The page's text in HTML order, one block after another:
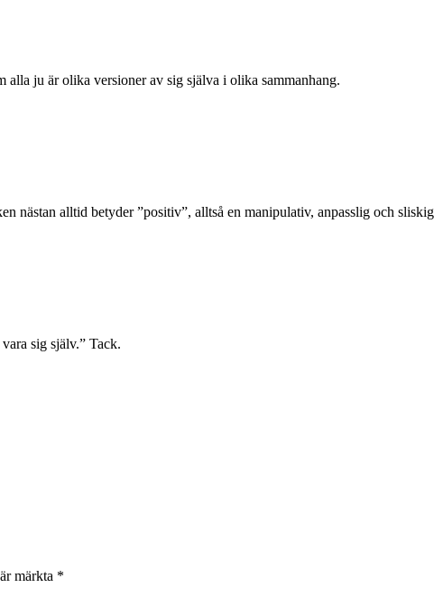
alla ju är olika versioner av sig själva i olika sammanhang.
nästan alltid betyder ”positiv”, alltså en manipulativ, anpasslig och
sig själv.” Tack.
märkta *